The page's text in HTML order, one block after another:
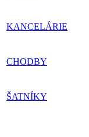
KANCELÁRIE
CHODBY
ŠATNÍKY